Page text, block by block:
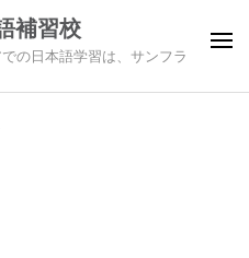
補習校
の日本語学習は、サンフラ